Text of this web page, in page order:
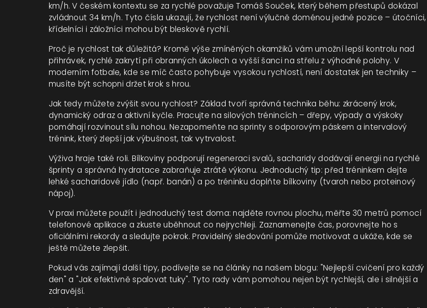
km/h. V českém kontextu se za rychlé považuje Tomáš Souček, který během přestupů dokázal
zvládnout 34 km/h. Tyto čísla ukazují, že rychlost není výlučně doménou jedné pozice – útočníci,
křídelníci i záložníci mohou být bleskově rychlí.
Proč je rychlost tak důležitá? Kromě výše zmíněných okamžiků vám umožní lepší kontrolu nad
přihrávek, rychlé zakrytí při obranných úkolech a vyšší šanci na střelu z výhodné polohy. V
moderním fotbale, kde se míč často pohybuje vysokou rychlostí, není dostatek jen techniky –
musíte být schopni držet krok s hrou.
Jak tedy můžete zvýšit svou rychlost? Základ tvoří správná technika běhu: zkrácený krok,
dynamický odraz a aktivní kyčle. Pracujte na silových trénincích – dřepy, výpady a výskoky
pomáhají rozvinout sílu nohou. Nezapomeňte na sprinty s odporovým páskem a intervalový
trénink, který zlepší jak výbušnost, tak vytrvalost.
Výživa hraje také roli. Bílkoviny podporují regeneraci svalů, sacharidy dodávají energii na rychlé
šprinty a správná hydratace zabraňuje ztrátě výkonu. Jednoduchý tip: před tréninkem dejte
lehké sacharidové jídlo (např. banán) a po tréninku doplňte bílkoviny (tvaroh nebo proteinový
nápoj).
V praxi můžete použít i jednoduchý test doma: najděte rovnou plochu, měřte 30 metrů pomocí
telefonové aplikace a zkuste uběhnout co nejrychleji. Zaznamenejte čas, porovnejte ho s
oficiálními rekordy a sledujte pokrok. Pravidelný sledování pomůže motivovat a ukáže, kde se
ještě můžete zlepšit.
Pokud vás zajímají další tipy, podívejte se na články na našem blogu: "Nejlepší cvičení pro každý
den" a "Jak efektivně spalovat tuky". Tyto rady vám pomohou nejen být rychlejší, ale i silnější a
zdravější.